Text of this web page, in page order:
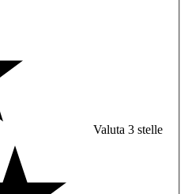
Valuta 3 stelle